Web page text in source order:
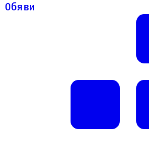
Обяви